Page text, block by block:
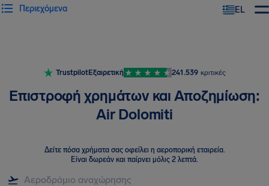
EL
Περιεχόμενα
TrustpilotΕξαιρετική 241.539 κριτικές
Επιστροφή χρημάτων και Αποζημίωση:
Air Dolomiti
Δείτε πόσα χρήματα σας οφείλει η αεροπορική εταιρεία.
Είναι δωρεάν και παίρνει μόλις 2 λεπτά.